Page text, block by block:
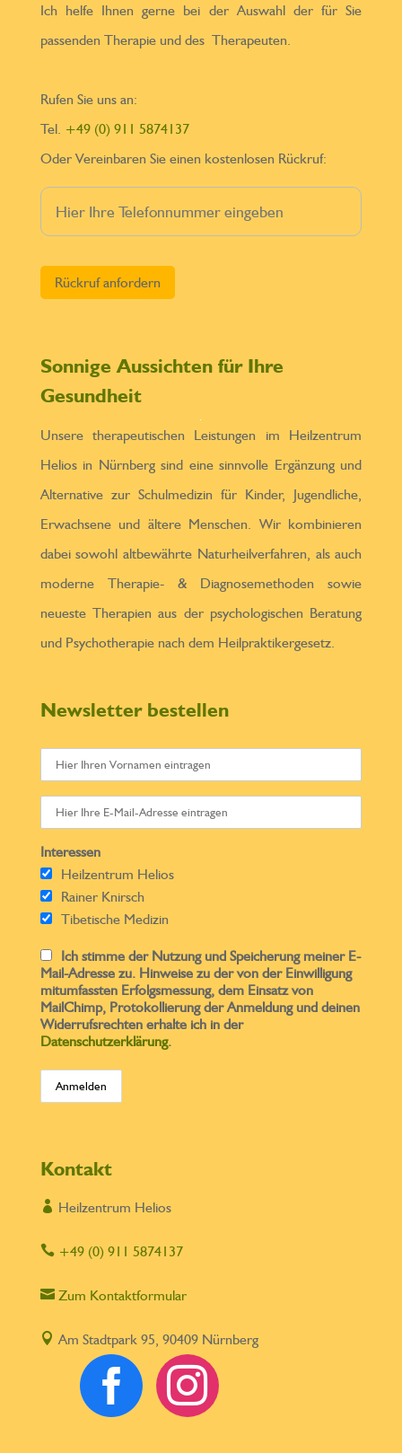
Ich helfe Ihnen gerne bei der Auswahl der für Sie
passenden Therapie und des Therapeuten.
Rufen Sie uns an:
Tel. +49 (0) 911 5874137
Oder Vereinbaren Sie einen kostenlosen Rückruf:
Sonnige Aussichten für Ihre
Gesundheit
Unsere therapeutischen Leistungen im Heilzentrum
Helios in Nürnberg sind eine sinnvolle Ergänzung und
Alternative zur Schulmedizin für Kinder, Jugendliche,
Erwachsene und ältere Menschen. Wir kombinieren
dabei sowohl altbewährte Naturheilverfahren, als auch
moderne Therapie- & Diagnosemethoden sowie
neueste Therapien aus der psychologischen Beratung
und Psychotherapie nach dem Heilpraktikergesetz.
Newsletter bestellen
Interessen
Heilzentrum Helios
Rainer Knirsch
Tibetische Medizin
Ich stimme der Nutzung und Speicherung meiner E-
Mail-Adresse zu. Hinweise zu der von der Einwilligung
mitumfassten Erfolgsmessung, dem Einsatz von
MailChimp, Protokollierung der Anmeldung und deinen
Widerrufsrechten erhalte ich in der
Datenschutzerklärung.
Kontakt
 Heilzentrum Helios
+49 (0) 911 5874137
Zum Kontaktformular
 Am Stadtpark 95, 90409 Nürnberg
 